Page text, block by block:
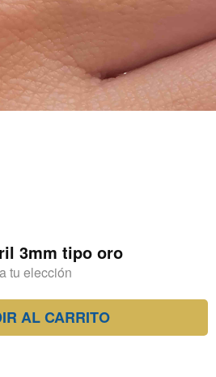
3mm tipo oro
tu elección
AL CARRITO